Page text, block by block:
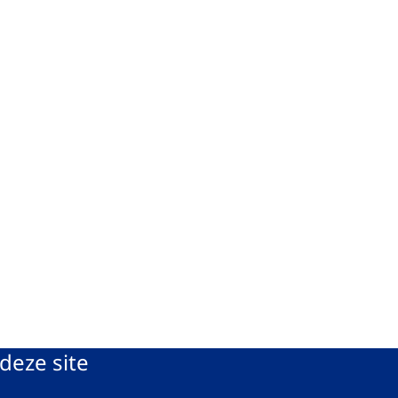
site